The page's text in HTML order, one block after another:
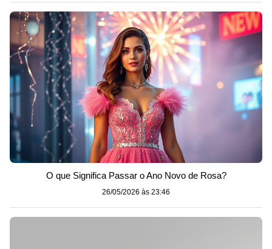
O que Significa Passar o Ano Novo de Rosa?
26/05/2026 às 23:46